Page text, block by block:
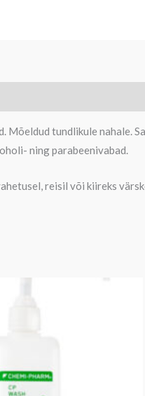
Mõeldud tundlikule nahale.
ning parabeenivabad.
reisil või kiireks